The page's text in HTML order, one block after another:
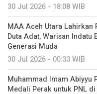
30 Jul 2026 - 18:08 WIB
MAA Aceh Utara Lahirkan
Duta Adat, Warisan Indatu
Generasi Muda
30 Jul 2026 - 00:33 WIB
Muhammad Imam Abiyyu
Medali Perak untuk PNL di